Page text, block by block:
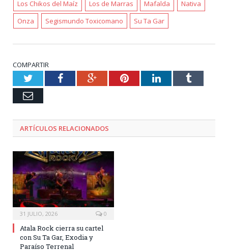
Los Chikos del Maíz Los de Marras Mafalda
Nativa
Onza
Segismundo Toxicomano Su Ta Gar
COMPARTIR
TwitterFacebookGoogle+PinterestLinkedInTumblr
Email
ARTÍCULOS RELACIONADOS
31 JULIO, 2026 0
Atala Rock cierra su cartel
con Su Ta Gar, Exodia y
Paraíso Terrenal